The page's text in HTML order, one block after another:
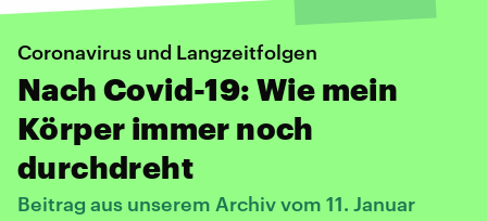
Coronavirus und Langzeitfolgen
Nach Covid-19: Wie mein
Körper immer noch
durchdreht
Beitrag aus unserem Archiv vom 11. Januar